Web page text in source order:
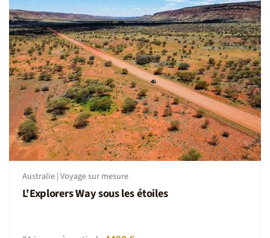
internationaux, nous vous conseillons de vous rendre à
l'aéroport 3 heures avant le départ.
Esprit du voyage
La réussite de tout voyage est un délicat mélange de
bonne humeur, de sentiments d'entraide, de convivialité,
d'esprit de découverte, de bonne volonté, d'une
participation aux tâches communes ainsi que le respect
des traditions locales. Et n’oubliez pas des imprévus sont
toujours possibles, dans ces moments adoptez la
Nomade attitude : patience, bonne humeur et tolérance.
Australie | Voyage sur mesure
L'Explorers Way sous les étoiles